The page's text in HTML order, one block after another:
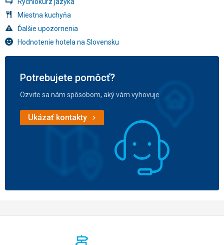
Miestna kuchyňa
Ďalšie upozornenia
Hodnotenie hotela na Slovensku
Potrebujete pomôcť?
Ozvite sa nám spôsobom, aký vám vyhovuje
Ukázať kontakty